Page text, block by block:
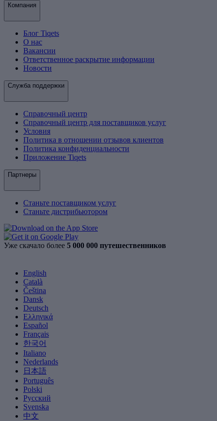
Компания
Блог Tiqets
О нас
Вакансии
Ответственное раскрытие информации
Новости
Служба поддержки
Справочный центр
Справочный центр для поставщиков услуг
Условия
Политика в отношении отзывов клиентов
Политика конфиденциальности
Приложение Tiqets
Партнеры
Станьте поставщиком услуг
Станьте дистрибьютором
Уже скачало более 5 000 000 путешественников
English
Català
Čeština
Dansk
Deutsch
Ελληνικά
Español
Français
한국어
Italiano
Nederlands
日本語
Português
Polski
Русский
Svenska
中文